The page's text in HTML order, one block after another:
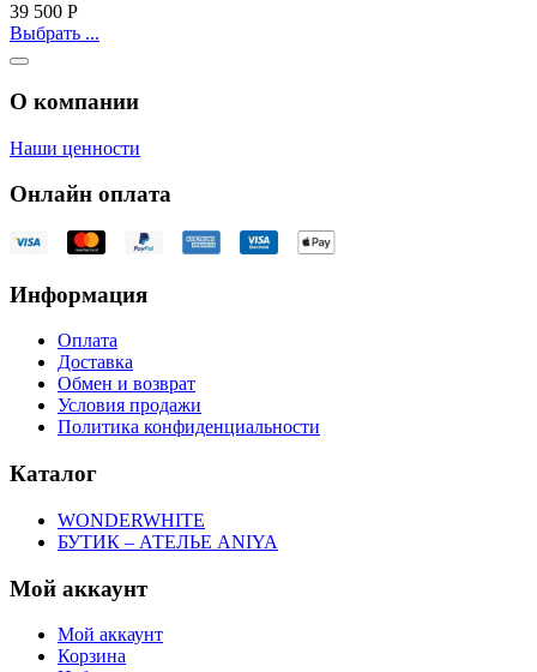
39 500 Р
Выбрать ...
О компании
Наши ценности
Онлайн оплата
Информация
Оплата
Доставка
Обмен и возврат
Условия продажи
Политика конфиденциальности
Каталог
WONDERWHITE
БУТИК – АТЕЛЬЕ ANIYA
Мой аккаунт
Мой аккаунт
Корзина